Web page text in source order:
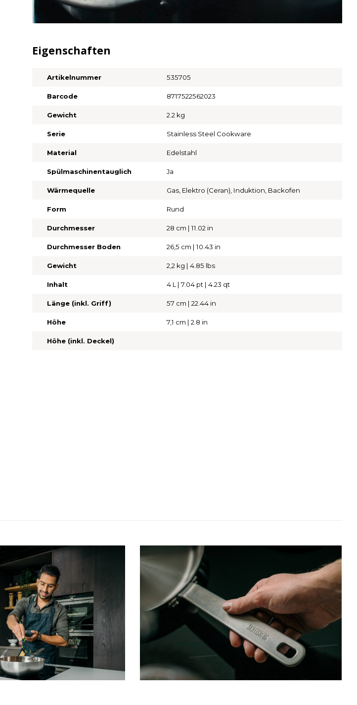
Eigenschaften
Artikelnummer 535705
Barcode 8717522562023
Gewicht 2.2 kg
Serie Stainless Steel Cookware
Material Edelstahl
Spülmaschinentauglich Ja
Wärmequelle Gas, Elektro (Ceran), Induktion, Backofen
Form Rund
Durchmesser 28 cm | 11.02 in
Durchmesser Boden 26,5 cm | 10.43 in
Gewicht 2,2 kg | 4.85 lbs
Inhalt 4 L | 7.04 pt | 4.23 qt
Länge (inkl. Griff) 57 cm | 22.44 in
Höhe 7,1 cm | 2.8 in
Höhe (inkl. Deckel)